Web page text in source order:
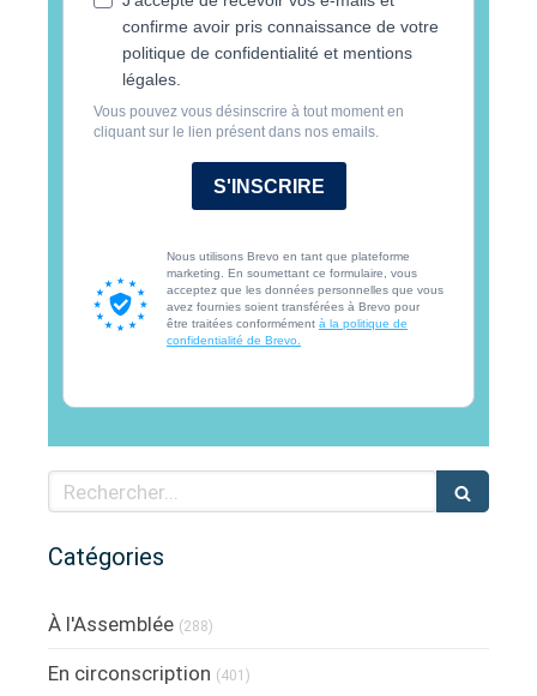
confirme avoir pris connaissance de votre
politique de confidentialité et mentions
légales.
Vous pouvez vous désinscrire à tout moment en
cliquant sur le lien présent dans nos emails.
S'INSCRIRE
Nous utilisons Brevo en tant que plateforme
marketing. En soumettant ce formulaire, vous
acceptez que les données personnelles que vous
avez fournies soient transférées à Brevo pour
être traitées conformément à la politique de
confidentialité de Brevo.
Rechercher
Catégories
À l'Assemblée (288)
En circonscription (401)